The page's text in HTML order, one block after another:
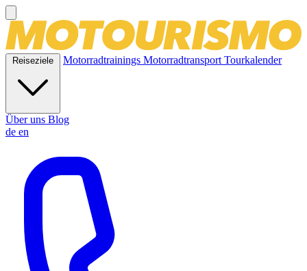
Reiseziele Motorradtrainings MotorradtransportTourkalender
Über uns Blog
de en